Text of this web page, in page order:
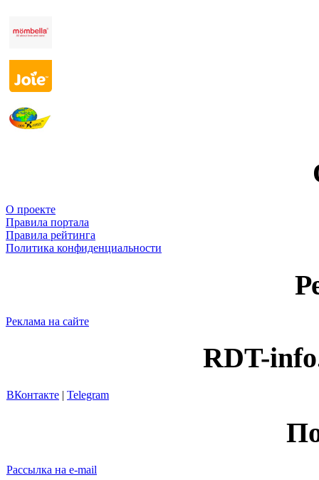
О проекте
Правила портала
Правила рейтинга
Политика конфиденциальности
Реклама на сайте
RDT-
ВКонтакте | Telegram
Рассылка на e-mail